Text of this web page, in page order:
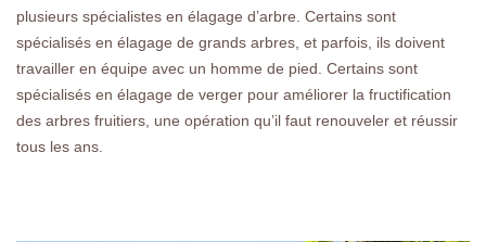
plusieurs spécialistes en élagage d’arbre. Certains sont
spécialisés en élagage de grands arbres, et parfois, ils doivent
travailler en équipe avec un homme de pied. Certains sont
spécialisés en élagage de verger pour améliorer la fructification
des arbres fruitiers, une opération qu’il faut renouveler et réussir
tous les ans.